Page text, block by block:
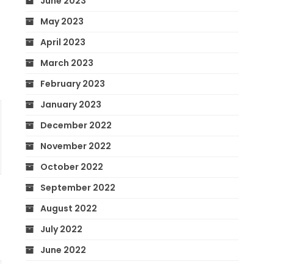
May 2023
April 2023
March 2023
February 2023
January 2023
December 2022
November 2022
October 2022
September 2022
August 2022
July 2022
June 2022